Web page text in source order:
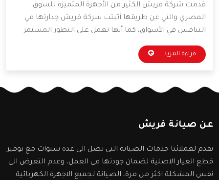
قدمت شركة فريش الكثير من الأجهزة المتميزة للسوق
المصري والتي عن طريقها أثبتت شركة فريش جدارتها في
التنافس في الأسواق، كما أنها تعمل على التطور المستمر
لأجهزتها المتوفرة، و ذلك للعمل على راحة العميل بأكبر كم
من التطور التكنولوجي، وقد وفرت الشركة خدمات مهمة
قراءة المزيد ...
عن صيانة فريش
نقدم لعملائنا خدمات الصيانة التى تصل الى عدة سنوات مع توفير
قطع الغيار الاصلية لضمان جودتها فى العمل، وعدم التعرض الى
نفس المشكلة اكثر من مرة، الصيانة لجميع الاجهزة الكهربائية